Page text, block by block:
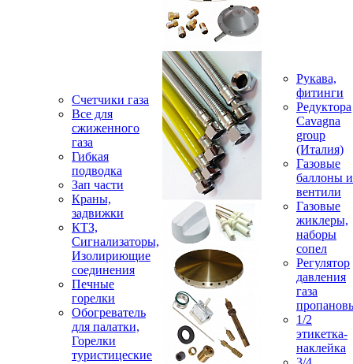
Счетчики газа
Все для
сжиженного
газа
Гибкая
подводка
Зап части
Краны,
задвижки
КТЗ,
Сигнализаторы,
Изолириющие
соединения
Печные
горелки
Обогреватель
для палатки,
Горелки
туристицеские
Рукава,
фитинги
Редуктора
Cavagna
group
(Италия)
Газовые
баллоны и
вентили
Газовые
жиклеры,
наборы
сопел
Регулятор
давления
газа
1/2
этикетка-
наклейка